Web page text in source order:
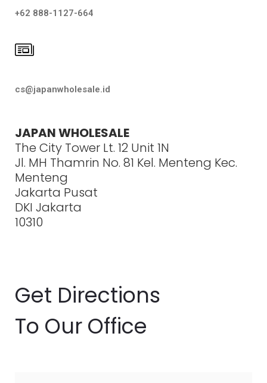
+62 888-1127-664
cs@japanwholesale.id
JAPAN WHOLESALE
The City Tower Lt. 12 Unit 1N
Jl. MH Thamrin No. 81 Kel. Menteng Kec.
Menteng
Jakarta Pusat
DKI Jakarta
10310
Get Directions
To Our Office